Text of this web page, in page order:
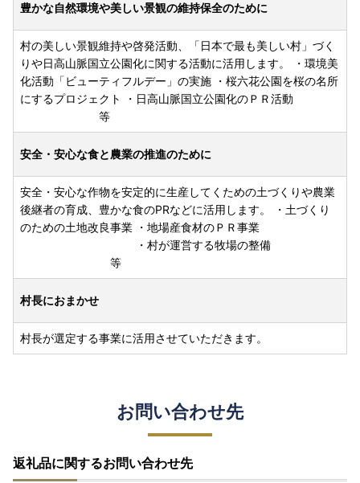
豊かな自然環境や美しい景観の維持保全のために
村の美しい景観維持や啓発活動、「日本で最も美しい村」づく
りや日高山脈国立公園化に関する活動に活用します。 ・環境美
化活動「ビューティフルデー」の実施 ・桜六花公園を桜の名所
にするプロジェクト ・日高山脈国立公園化のＰＲ活動
等
安全・安心な食と農業の推進のために
安全・安心な作物を安定的に生産してくための土づくりや農業
後継者の育成、豊かな食のPRなどに活用します。 ・土づくり
のための土地改良事業 ・地場産食材のＰＲ事業
・村が運営する牧場の整備
等
村長におまかせ
村長が選定する事業に活用させていただきます。
お問い合わせ先
返礼品に関するお問い合わせ先